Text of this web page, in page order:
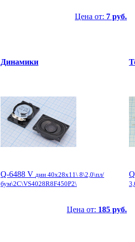
Цена от: 7 руб.
Динамики
Q-6488 V дин 40x28x11\ 8\2,0\пл/
бум\2C\VS4028R8F450P2\
Цена от: 185 руб.